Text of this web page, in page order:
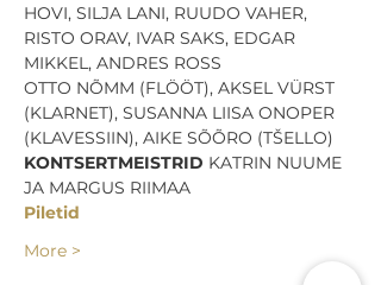
HOVI, SILJA LANI, RUUDO VAHER,
RISTO ORAV, IVAR SAKS, EDGAR
MIKKEL, ANDRES ROSS
OTTO NÕMM (FLÖÖT), AKSEL VÜRST
(KLARNET), SUSANNA LIISA ONOPER
(KLAVESSIIN), AIKE SÕÕRO (TŠELLO)
KONTSERTMEISTRID KATRIN NUUME
JA MARGUS RIIMAA
Piletid
More >